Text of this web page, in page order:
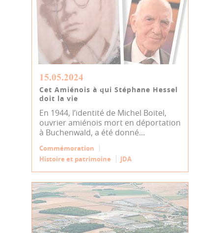
15.05.2024
Cet Amiénois à qui Stéphane Hessel
doit la vie
En 1944, l’identité de Michel Boitel,
ouvrier amiénois mort en déportation
à Buchenwald, a été donné...
Commémoration
Histoire et patrimoine
JDA